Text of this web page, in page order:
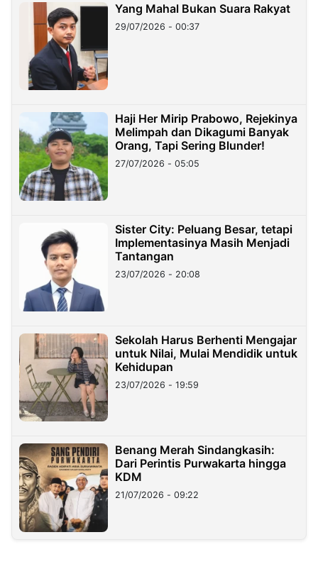
Yang Mahal Bukan Suara Rakyat
29/07/2026 - 00:37
Haji Her Mirip Prabowo, Rejekinya
Melimpah dan Dikagumi Banyak
Orang, Tapi Sering Blunder!
27/07/2026 - 05:05
Sister City: Peluang Besar, tetapi
Implementasinya Masih Menjadi
Tantangan
23/07/2026 - 20:08
Sekolah Harus Berhenti Mengajar
untuk Nilai, Mulai Mendidik untuk
Kehidupan
23/07/2026 - 19:59
Benang Merah Sindangkasih:
Dari Perintis Purwakarta hingga
KDM
21/07/2026 - 09:22